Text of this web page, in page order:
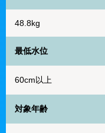
48.8kg
最低水位
60cm以上
対象年齢